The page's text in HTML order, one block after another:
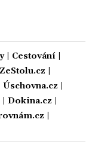
| Cestování|
ZeStolu.cz
Úschovna.cz
Dokina.cz